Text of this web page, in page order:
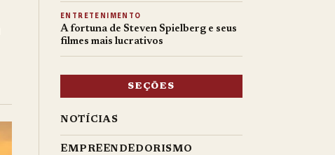
ENTRETENIMENTO
A fortuna de Steven Spielberg e seus
filmes mais lucrativos
SEÇÕES
NOTÍCIAS
EMPREENDEDORISMO